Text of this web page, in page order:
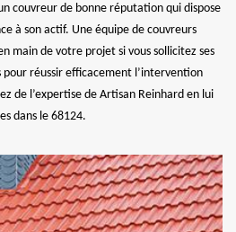
couvreur de bonne réputation qui dispose
à son actif. Une équipe de couvreurs
main de votre projet si vous sollicitez ses
pour réussir efficacement l’intervention
de l’expertise de Artisan Reinhard en lui
dans le 68124.